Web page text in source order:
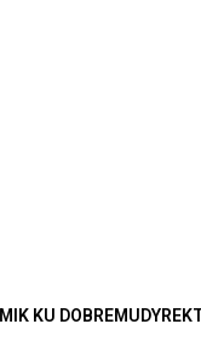
KU DOBREMU